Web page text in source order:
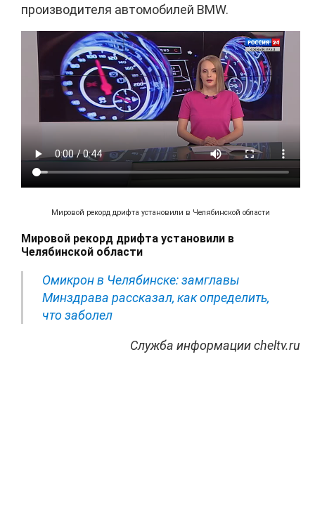
производителя автомобилей BMW.
Мировой рекорд дрифта установили в Челябинской области
Мировой рекорд дрифта установили в
Челябинской области
Омикрон в Челябинске: замглавы
Минздрава рассказал, как определить,
что заболел
Служба информации cheltv.ru